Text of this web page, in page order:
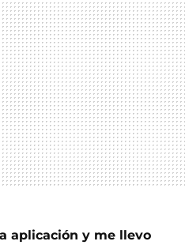
aplicación y me llevo